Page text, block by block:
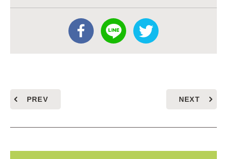
PREV NEXT